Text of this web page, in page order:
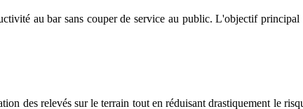
au bar sans couper de service au public. L'objectif principal
des relevés sur le terrain tout en réduisant drastiquement le